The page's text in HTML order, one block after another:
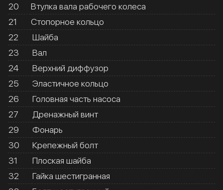
20
Втулка вала рабочего колеса
21
Стопорное кольцо
22
Шайба
23
Вал
24
Верхний диффузор
25
Эластичное кольцо
26
Головная часть насоса
27
Дренажный винт
29
Фонарь
30
Крепежный болт
31
Плоская шайба
32
Гайка шестигранная